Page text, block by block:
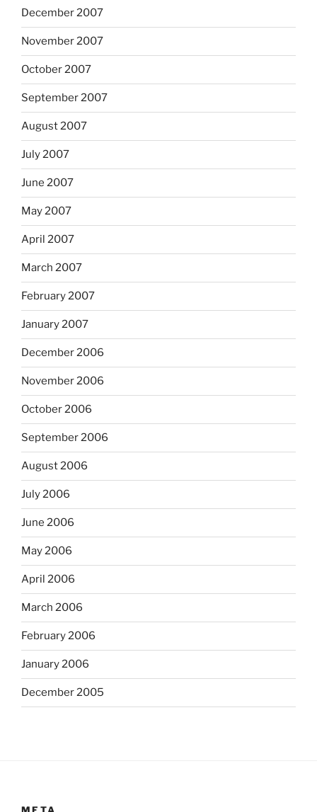
December 2007
November 2007
October 2007
September 2007
August 2007
July 2007
June 2007
May 2007
April 2007
March 2007
February 2007
January 2007
December 2006
November 2006
October 2006
September 2006
August 2006
July 2006
June 2006
May 2006
April 2006
March 2006
February 2006
January 2006
December 2005